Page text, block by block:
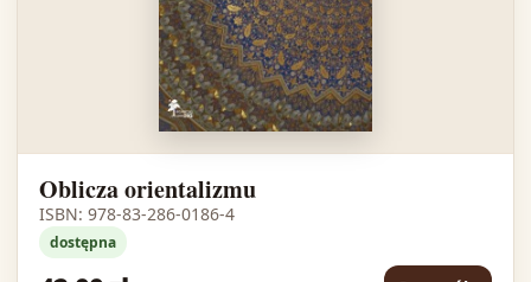
Oblicza orientalizmu
ISBN: 978-83-286-0186-4
dostępna